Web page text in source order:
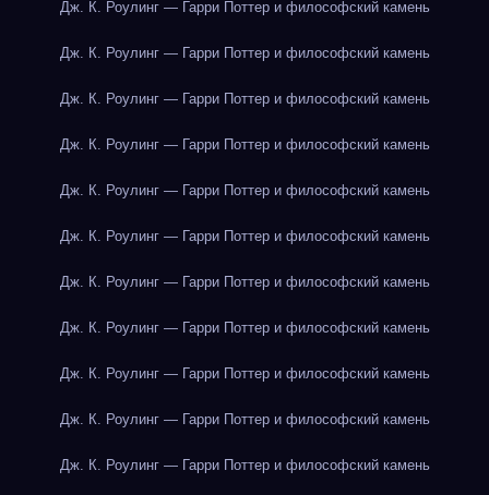
Дж. К. Роулинг — Гарри Поттер и философский камень
Дж. К. Роулинг — Гарри Поттер и философский камень
Дж. К. Роулинг — Гарри Поттер и философский камень
Дж. К. Роулинг — Гарри Поттер и философский камень
Дж. К. Роулинг — Гарри Поттер и философский камень
Дж. К. Роулинг — Гарри Поттер и философский камень
Дж. К. Роулинг — Гарри Поттер и философский камень
Дж. К. Роулинг — Гарри Поттер и философский камень
Дж. К. Роулинг — Гарри Поттер и философский камень
Дж. К. Роулинг — Гарри Поттер и философский камень
Дж. К. Роулинг — Гарри Поттер и философский камень